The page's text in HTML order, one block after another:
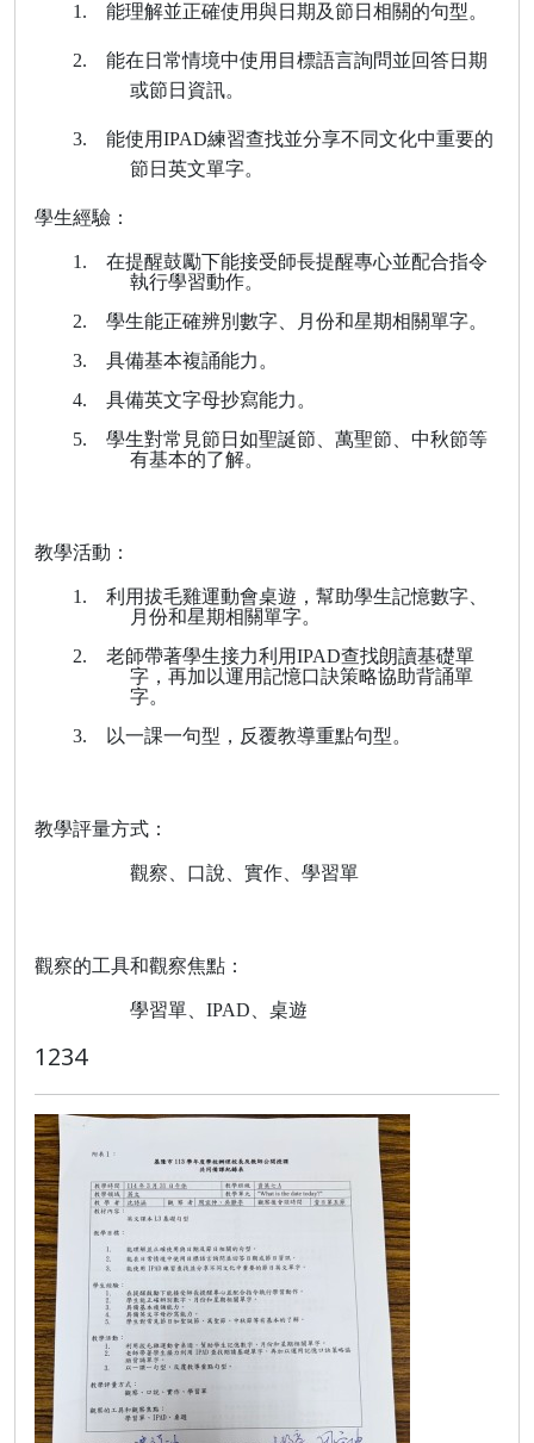
1. 能理解並正確使用與日期及節日相關的句型。
2.
能在日常情境中使用目標語言詢問並回答日期
或節日資訊。
3. 能使用IPAD練習查找並分享不同文化中重要的
節日 英文單字。
學生經驗：
1.
在提醒鼓勵下能接受師長提醒專心並配合指令
執行學習動作。
2.
學生能正確辨別 數字、月份和星期相關單字。
3.
具備基本複誦能力。
4.
具備英文字母抄寫能力。
5.
學生對常見節日如聖誕節、萬聖節、中秋節等
有基本的了解。
教學活動：
1. 利用拔毛雞運動會桌遊，幫助學生記憶數字、
月份和星期相關單字。
2.
老師帶著學生接力利用IPAD查找朗讀基礎單
字 ，再加以運用記憶口訣策略協助背誦單
字。
3.
以一課一句型，反覆教導重點句型。
教學評量方式：
觀察、口說、實作 、學習單
觀察的工具和觀察焦點：
學習單、 IPAD 、桌遊
1234